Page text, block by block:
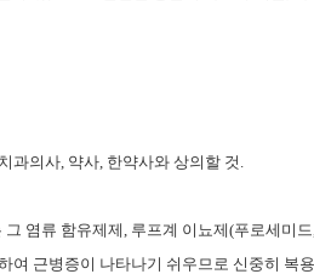
치과의사 약사 한약사와 상의할 것
염류 함유제제 루프계 이뇨제(푸로세미드
여 근병증이 나타나기 쉬우므로 신중히 복